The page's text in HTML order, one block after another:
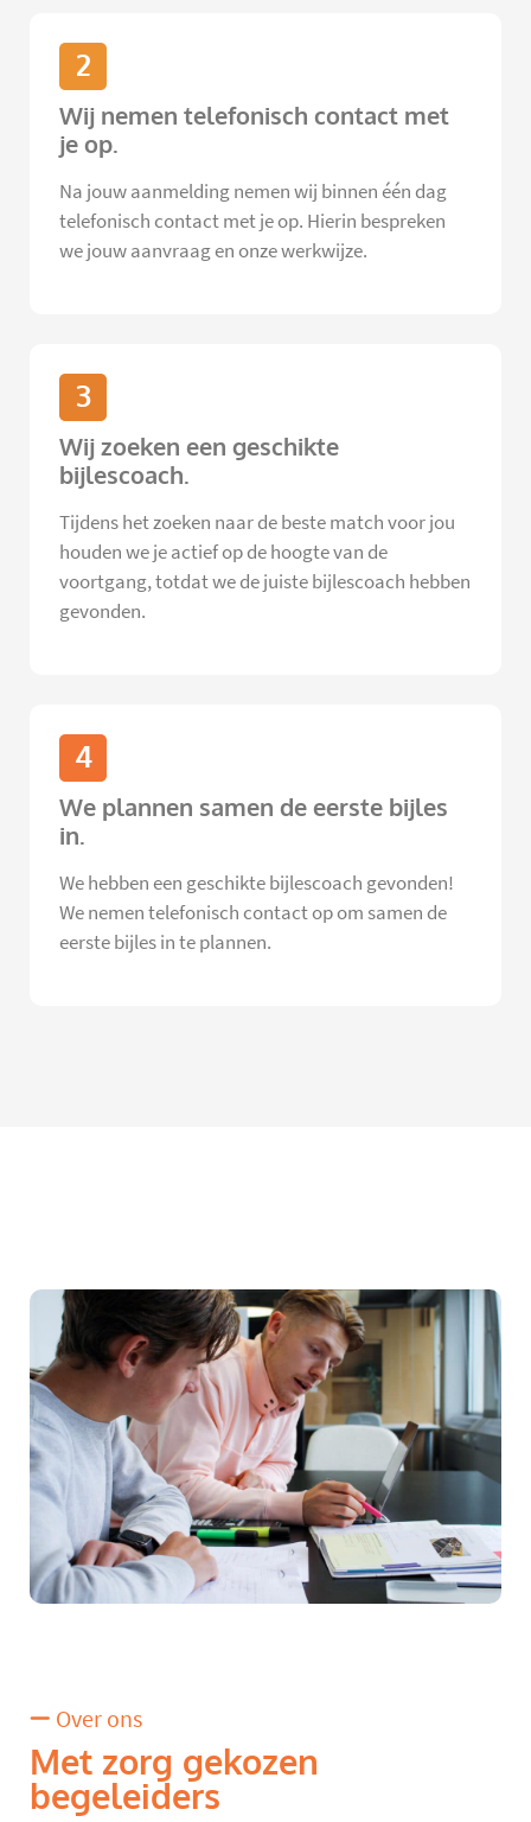
2
Wij nemen telefonisch contact met
je op.
Na jouw aanmelding nemen wij binnen één dag
telefonisch contact met je op. Hierin bespreken
we jouw aanvraag en onze werkwijze.
3
Wij zoeken een geschikte
bijlescoach.
Tijdens het zoeken naar de beste match voor jou
houden we je actief op de hoogte van de
voortgang, totdat we de juiste bijlescoach hebben
gevonden.
4
We plannen samen de eerste bijles
in.
We hebben een geschikte bijlescoach gevonden!
We nemen telefonisch contact op om samen de
eerste bijles in te plannen.
Over ons
Met zorg gekozen
begeleiders